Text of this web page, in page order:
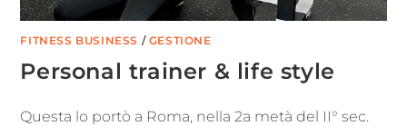
FITNESS BUSINESS / GESTIONE
Personal trainer & life style
Questa lo portò a Roma, nella 2a metà del II° sec.